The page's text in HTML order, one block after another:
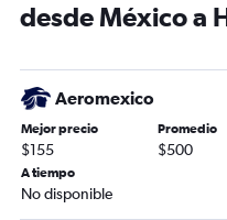
desde México a
Aeromexico
Mejor precio
$155
Promedio
$500
A tiempo
No disponible